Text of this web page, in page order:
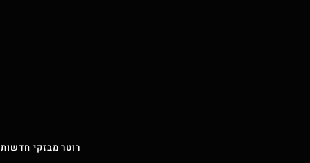
רוטר מבזקי חדשות